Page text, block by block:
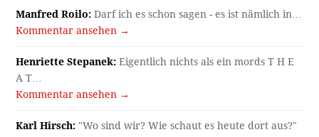
Manfred Roilo: Darf ich es schon sagen - es ist nämlich in…
Kommentar ansehen →
Henriette Stepanek: Eigentlich nichts als ein mords T H E
A T…
Kommentar ansehen →
Karl Hirsch: "Wo sind wir? Wie schaut es heute dort aus?"